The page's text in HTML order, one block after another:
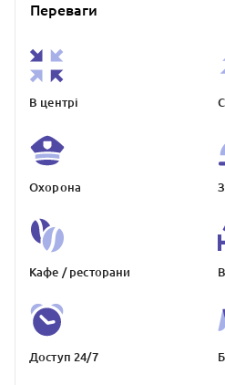
Переваги
В центрі
Охорона
Кафе / ресторани
Доступ 24/7